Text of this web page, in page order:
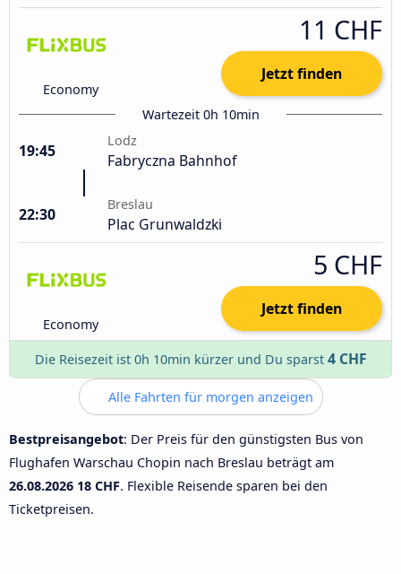
Economy
11 CHF
Jetzt finden
Wartezeit 0h 10min
19:45
Lodz
Fabryczna Bahnhof
22:30
Breslau
Plac Grunwaldzki
Economy
5 CHF
Jetzt finden
Die Reisezeit ist 0h 10min kürzer und Du sparst 4 CHF
Alle Fahrten für morgen anzeigen
Bestpreisangebot: Der Preis für den günstigsten Bus von
Flughafen Warschau Chopin nach Breslau beträgt am
26.08.2026 18 CHF. Flexible Reisende sparen bei den
Ticketpreisen.